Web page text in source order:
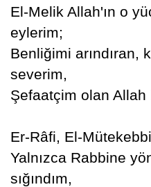
El-Melik Allah'ın o
eylerim;
Benliğimi arındıran,
severim,
Şefaatçim olan
Er-Râfi, El-
Yalnızca Rabbine
sığındım,